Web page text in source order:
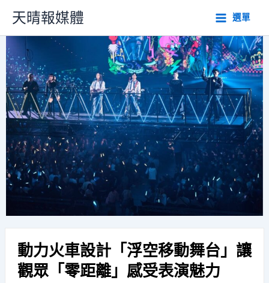
主
要
內
容
天晴報媒體 選單
動力火車設計「浮空移動舞台」讓
觀眾「零距離」感受表演魅力